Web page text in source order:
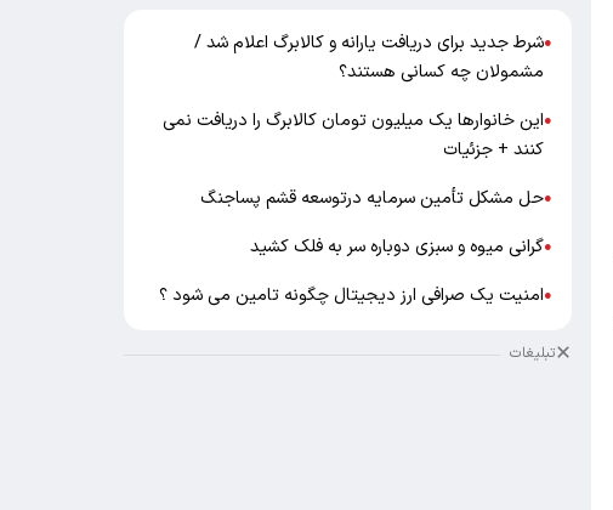
●شرط جدید برای دریافت یارانه و کالابرگ اعلام شد /
مشمولان چه کسانی هستند؟
●این خانوارها یک میلیون تومان کالابرگ را دریافت نمی‌
کنند + جزئیات
●حل مشکل تأمین سرمایه درتوسعه قشم پساجنگ
●گرانی میوه و سبزی دوباره سر به فلک کشید
●امنیت یک صرافی ارز دیجیتال چگونه تامین می شود ؟
تبلیغات